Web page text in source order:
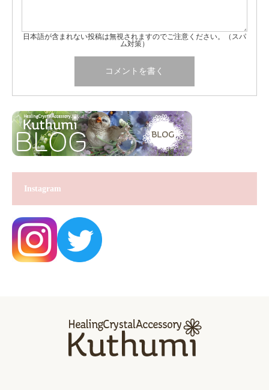
日本語が含まれない投稿は無視されますのでご注意ください。（スパ
ム対策）
Instagram